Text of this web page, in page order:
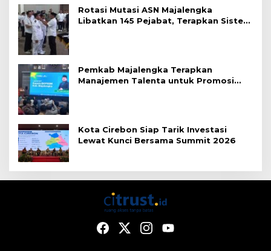
Rotasi Mutasi ASN Majalengka
Libatkan 145 Pejabat, Terapkan Sistem
Pemkab Majalengka Terapkan
Manajemen Talenta untuk Promosi
Kota Cirebon Siap Tarik Investasi
Lewat Kunci Bersama Summit 2026